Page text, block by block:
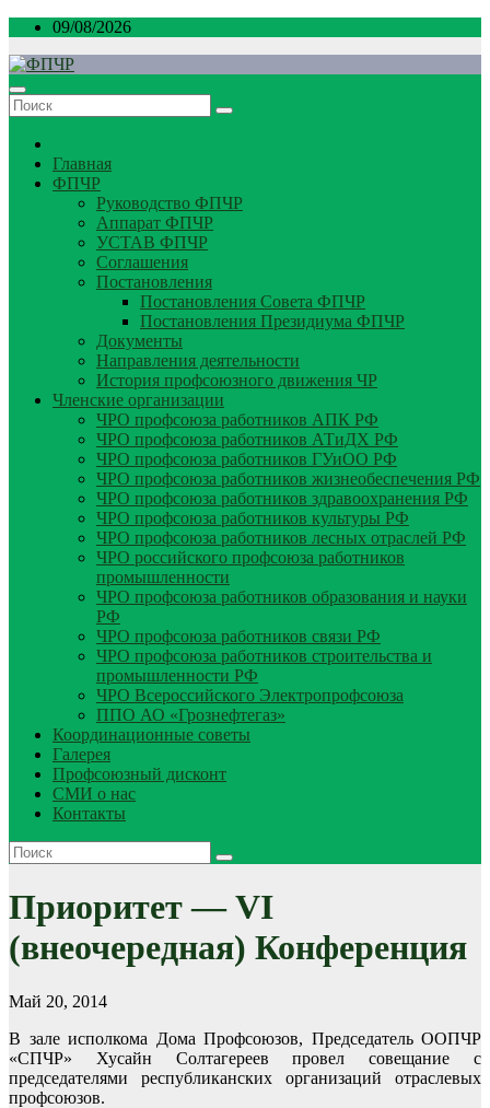
Перейти
содержимому
09/08/2026
Главная
ФПЧР
Руководство ФПЧР
Аппарат ФПЧР
УСТАВ ФПЧР
Соглашения
Постановления
Постановления Совета ФПЧР
Постановления Президиума ФПЧР
Документы
Направления деятельности
История профсоюзного движения ЧР
Членские организации
ЧРО профсоюза работников АПК РФ
ЧРО профсоюза работников АТиДХ РФ
ЧРО профсоюза работников ГУиОО РФ
ЧРО профсоюза работников жизнеобеспечения РФ
ЧРО профсоюза работников здравоохранения РФ
ЧРО профсоюза работников культуры РФ
ЧРО профсоюза работников лесных отраслей РФ
ЧРО российского профсоюза работников
промышленности
ЧРО профсоюза работников образования и науки
РФ
ЧРО профсоюза работников связи РФ
ЧРО профсоюза работников строительства и
промышленности РФ
ЧРО Всероссийского Электропрофсоюза
ППО АО «Грознефтегаз»
Координационные советы
Галерея
Профсоюзный дисконт
СМИ о нас
Контакты
Приоритет — VI
(внеочередная) Конференция
Май 20, 2014
В зале исполкома Дома Профсоюзов, Председатель ООПЧР
«СПЧР» Хусайн Солтагереев провел совещание с
председателями республиканских организаций отраслевых
профсоюзов.